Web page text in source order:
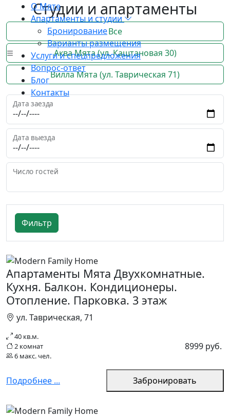
О Мяте
Апартаменты и студии
Бронирование
Варианты размещения
Услуги и спецпредложения
Вопрос-ответ
Блог
Контакты
Студии и апартаменты
Все
Аква Мята (ул. Каштановая 30)
Вилла Мята (ул. Таврическая 71)
Дата заезда
Дата выезда
Число гостей
Фильтр
Апартаменты Мята Двухкомнатные.
Кухня. Балкон. Кондиционеры.
Отопление. Парковка. 3 этаж
ул. Таврическая, 71
40 кв.м.
2 комнат
6 макс. чел.
8999 руб.
Подробнее ... Забронировать